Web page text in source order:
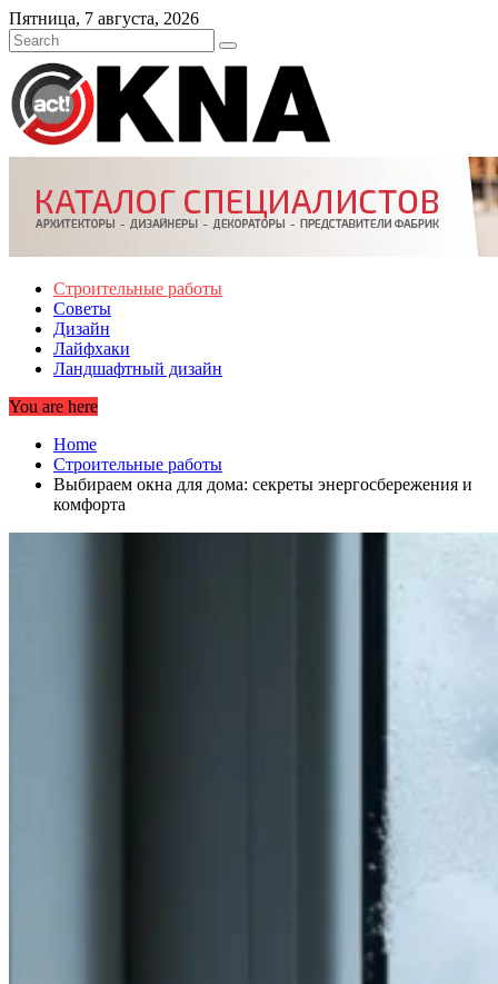
Skip
to
content
Пятница, 7 августа, 2026
Строительные работы
Советы
Дизайн
Лайфхаки
Ландшафтный дизайн
You are here
Home
Строительные работы
Выбираем окна для дома: секреты энергосбережения и
комфорта